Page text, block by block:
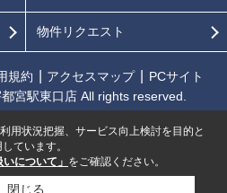
物件リクエスト
規約 アクセスマップ
PCサイト
宮駅東口店 All rights reserved.
用状況把握、サービス向上検討を目的と
ています。
について」 をご確認ください。
閉じる